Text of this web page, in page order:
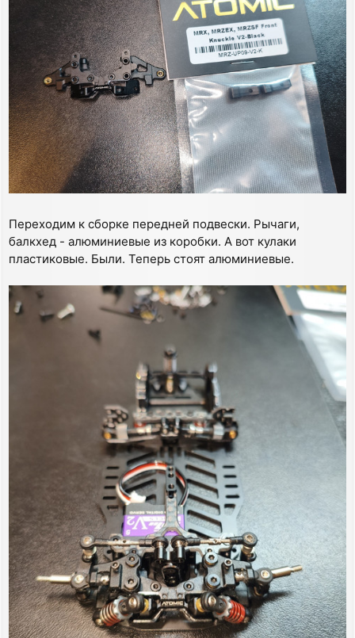
Переходим к сборке передней подвески. Рычаги,
балкхед - алюминиевые из коробки. А вот кулаки
пластиковые. Были. Теперь стоят алюминиевые.